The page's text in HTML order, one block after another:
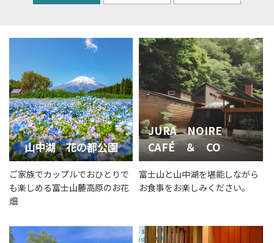
山中湖 花の都公園
ご家族でカップルでおひとりで
も楽しめる富士山麓高原のお花
畑
JURA NOIRE
CAFÉ ＆ CO
富士山と山中湖を堪能しながら
お食事をお楽しみください。